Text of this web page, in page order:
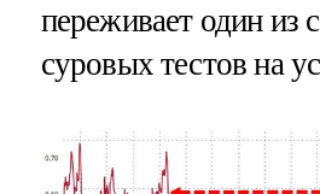
переживает один из
суровых тестов на